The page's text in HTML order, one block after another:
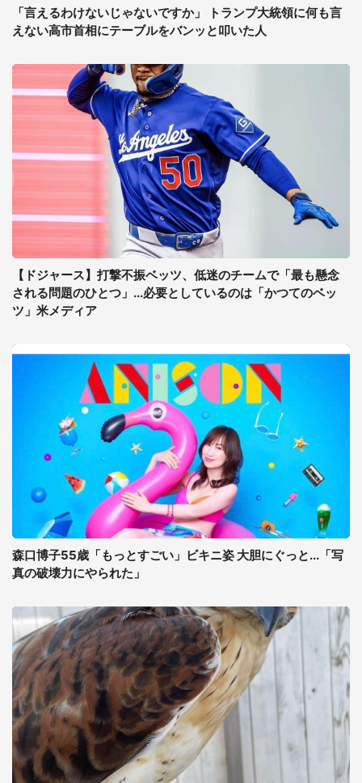
「言えるわけないじゃないですか」 トランプ大統領に何も言
えない高市首相にテーブルをバンッと叩いた人
【ドジャース】打撃不振ベッツ、低迷のチームで「最も懸念
される問題のひとつ」...必要としているのは「かつてのベッ
ツ」米メディア
森口博子55歳「もっとすごい」ビキニ姿 大胆にぐっと...「写
真の破壊力にやられた」